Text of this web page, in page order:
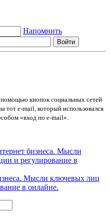
Напомнить
кнопок социальных сетей
тот e-mail, который использовался
«вход по e-mail».
Мысли ключевых лиц
в онлайне.